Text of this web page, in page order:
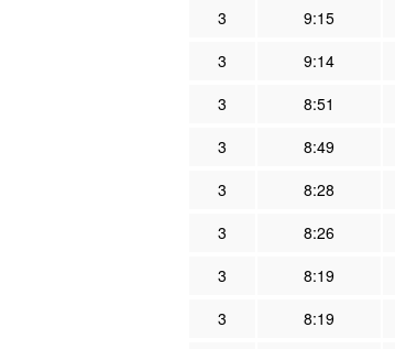
3
9:15
3
9:14
3
8:51
3
8:49
3
8:28
3
8:26
3
8:19
3
8:19